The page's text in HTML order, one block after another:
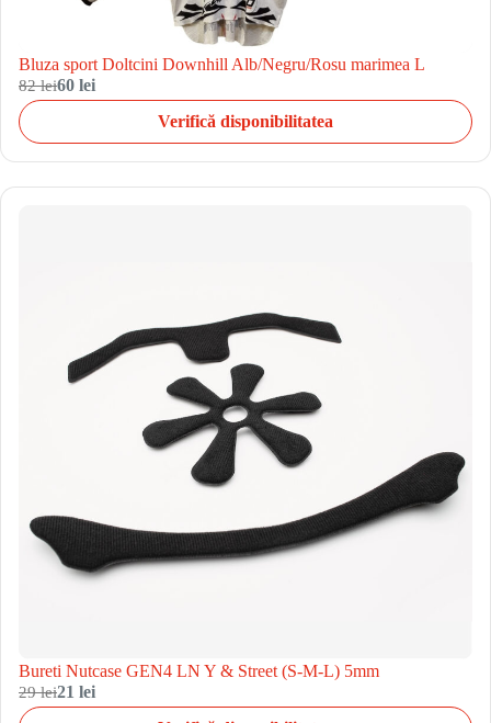
Bluza sport Doltcini Downhill Alb/Negru/Rosu marimea L
82 lei60 lei
Verifică disponibilitatea
Bureti Nutcase GEN4 LN Y & Street (S-M-L) 5mm
29 lei21 lei